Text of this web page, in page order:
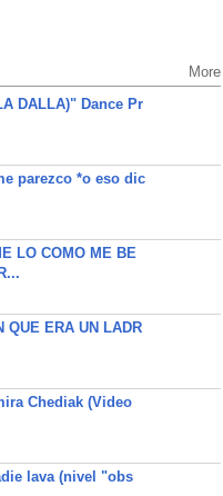
More
DALLA)" Dance Pr
parezco *o eso dic
LO COMO ME BE
QUE ERA UN LADR
Chediak (Video
lava (nivel "obs